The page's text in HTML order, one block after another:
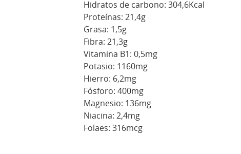
Hidratos de carbono: 304,6Kcal
Proteínas: 21,4g
Grasa: 1,5g
Fibra: 21,3g
Vitamina B1: 0,5mg
Potasio: 1160mg
Hierro: 6,2mg
Fósforo: 400mg
Magnesio: 136mg
Niacina: 2,4mg
Folaes: 316mcg